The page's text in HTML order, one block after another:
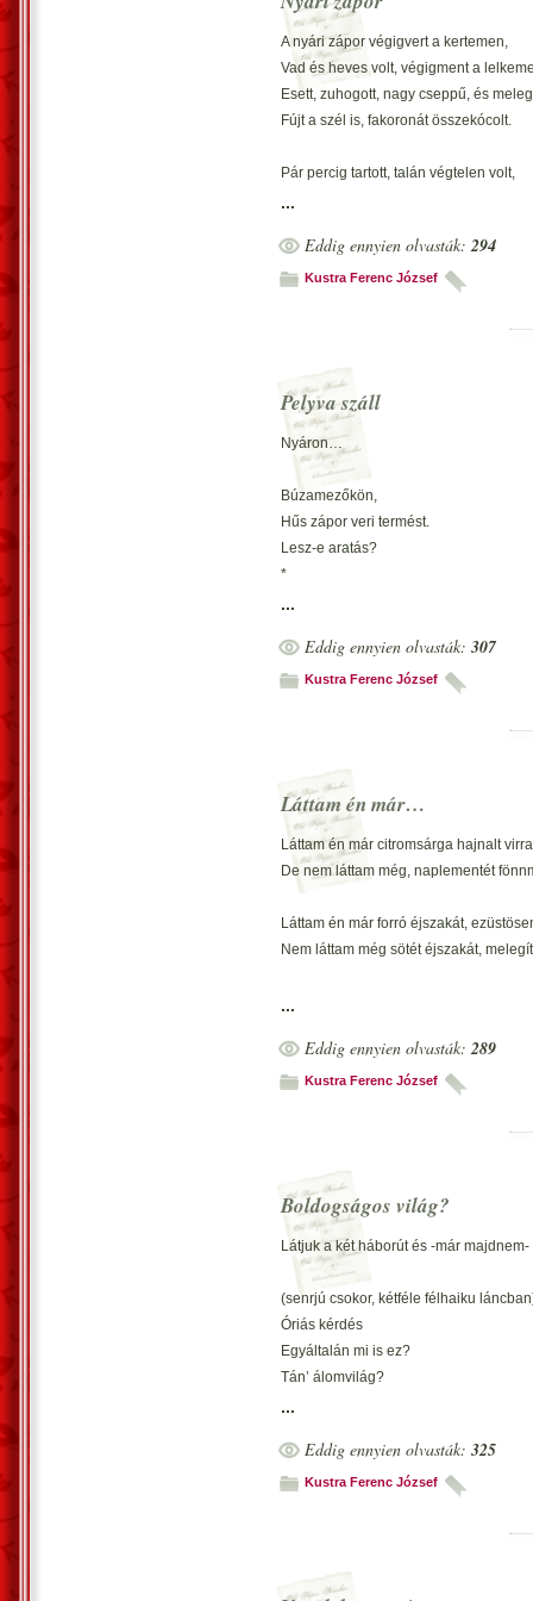
És kivártuk a szép időt, szél már nem
Volt bennünk kis optimizmus, éltünk
Most száradunk én és japánakác
2011. december 16. – Kustra Ferenc
A nyári zápor végigvert a kertemen,
Vad és heves volt, végigment a
Esett, zuhogott, nagy cseppű, és
Fújt a szél is, fakoronát összekócolt.
Pár percig tartott, talán végtelen volt,
Vihar volt, már elment, magát elröstell?
Bizony úgy esett, hogy kutyát is
Vihar elment, ezen mindenki
Vecsés, 2011. június 3. – Kustra
...
Eddig ennyien olvasták:294
Kustra Ferenc József
Pelyva száll
Nyáron…
Búzamezőkön,
Hűs zápor veri termést.
Lesz-e aratás?
*
Van, akinek sorsa a pelyva
E sors, igazolhatom, a jó Isten verése.
Kóró árván áll!
Vecsés, 2004. július 31. – Kustra
...
Eddig ennyien olvasták: 307
Kustra Ferenc József
Láttam én már…
Láttam én már citromsárga hajnalt
De nem láttam még, naplementét
Láttam én már forró éjszakát,
Nem láttam még sötét éjszakát,
Láttam én már gerlét, ahogy párját
Láttam már, amikor összekócolta a
Láttam már olyan sok mindent, mit
Átéltem már sokat, s miket ideírni nem
Vecsés, 2012. január 21. –Kustra
...
Eddig ennyien olvasták:289
Kustra Ferenc József
Boldogságos világ?
Látjuk a két háborút és -már
(senrjú csokor, kétféle félhaiku
Óriás kérdés
Egyáltalán mi is ez?
Tán’ álomvilág?
Valós világban ilyen?
Tán’ álomvilág?
Tán’ álomvilág?
...
Eddig ennyien olvasták: 325
Kustra Ferenc József